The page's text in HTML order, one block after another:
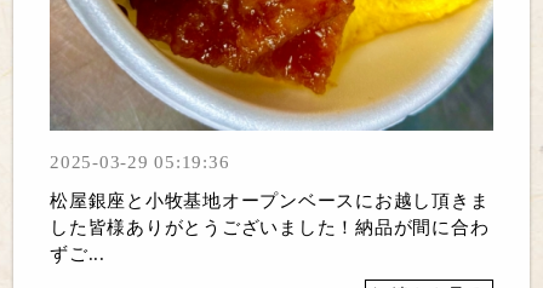
2025-03-29 05:19:36
松屋銀座と小牧基地オープンベースにお越し頂きま
した皆様ありがとうございました！納品が間に合わ
ずご...